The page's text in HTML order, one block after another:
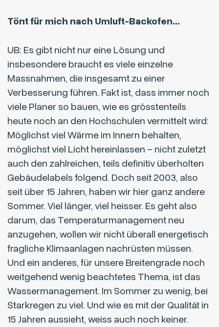
Tönt für mich nach Umluft-Backofen…
UB: Es gibt nicht nur eine Lösung und
insbesondere braucht es viele einzelne
Massnahmen, die insgesamt zu einer
Verbesserung führen. Fakt ist, dass immer noch
viele Planer so bauen, wie es grösstenteils
heute noch an den Hochschulen vermittelt wird:
Möglichst viel Wärme im Innern behalten,
möglichst viel Licht hereinlassen – nicht zuletzt
auch den zahlreichen, teils definitiv überholten
Gebäudelabels folgend. Doch seit 2003, also
seit über 15 Jahren, haben wir hier ganz andere
Sommer. Viel länger, viel heisser. Es geht also
darum, das Temperaturmanagement neu
anzugehen, wollen wir nicht überall energetisch
fragliche Klimaanlagen nachrüsten müssen.
Und ein anderes, für unsere Breitengrade noch
weitgehend wenig beachtetes Thema, ist das
Wassermanagement. Im Sommer zu wenig, bei
Starkregen zu viel. Und wie es mit der Qualität in
15 Jahren aussieht, weiss auch noch keiner.